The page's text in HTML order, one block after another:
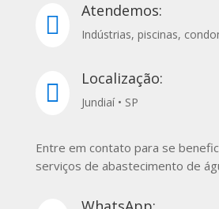

Atendemos:
Indústrias, piscinas,

Localização:
Jundiaí • SP
Entre em contato para se
serviços de abastecimento de